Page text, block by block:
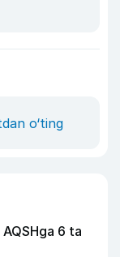
o‘ting
AQSHga 6 ta